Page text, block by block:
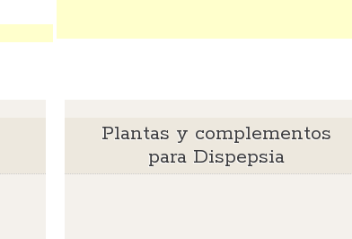
Plantas y complementos
para Dispepsia